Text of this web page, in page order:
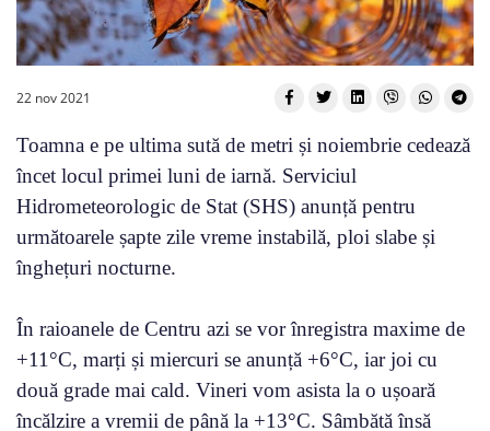
22 nov 2021
Toamna e pe ultima sută de metri și noiembrie cedează
încet locul primei luni de iarnă. Serviciul
Hidrometeorologic de Stat (SHS) anunță pentru
următoarele șapte zile vreme instabilă, ploi slabe și
înghețuri nocturne.
În raioanele de Centru azi se vor înregistra maxime de
+11°C, marți și miercuri se anunță +6°C, iar joi cu
două grade mai cald. Vineri vom asista la o ușoară
încălzire a vremii de până la +13°C. Sâmbătă însă